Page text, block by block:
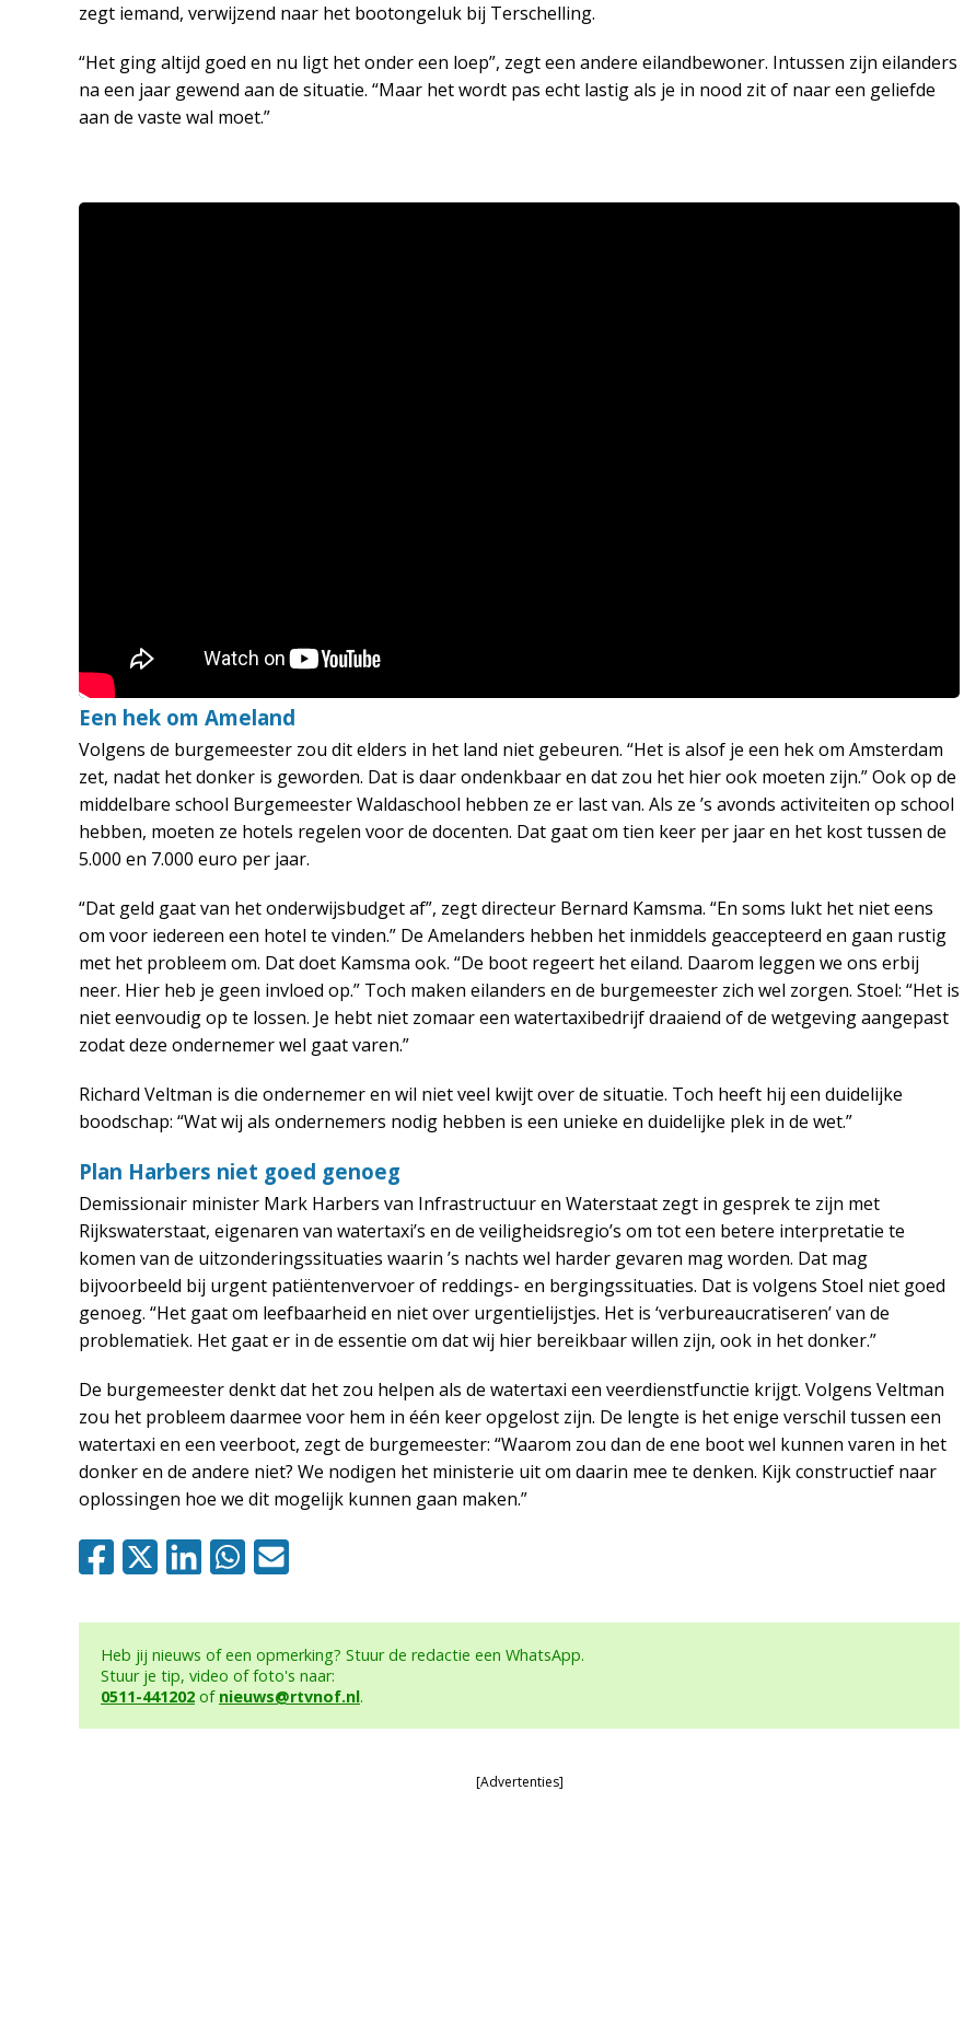
zegt iemand, verwijzend naar het bootongeluk bij Terschelling.
“Het ging altijd goed en nu ligt het onder een loep”, zegt een andere eilandbewoner. Intussen zijn eilanders
na een jaar gewend aan de situatie. “Maar het wordt pas echt lastig als je in nood zit of naar een geliefde
aan de vaste wal moet.”
Een hek om Ameland
Volgens de burgemeester zou dit elders in het land niet gebeuren. “Het is alsof je een hek om Amsterdam
zet, nadat het donker is geworden. Dat is daar ondenkbaar en dat zou het hier ook moeten zijn.” Ook op de
middelbare school Burgemeester Waldaschool hebben ze er last van. Als ze ’s avonds activiteiten op school
hebben, moeten ze hotels regelen voor de docenten. Dat gaat om tien keer per jaar en het kost tussen de
5.000 en 7.000 euro per jaar.
“Dat geld gaat van het onderwijsbudget af”, zegt directeur Bernard Kamsma. “En soms lukt het niet eens
om voor iedereen een hotel te vinden.” De Amelanders hebben het inmiddels geaccepteerd en gaan rustig
met het probleem om. Dat doet Kamsma ook. “De boot regeert het eiland. Daarom leggen we ons erbij
neer. Hier heb je geen invloed op.” Toch maken eilanders en de burgemeester zich wel zorgen. Stoel: “Het is
niet eenvoudig op te lossen. Je hebt niet zomaar een watertaxibedrijf draaiend of de wetgeving aangepast
zodat deze ondernemer wel gaat varen.”
Richard Veltman is die ondernemer en wil niet veel kwijt over de situatie. Toch heeft hij een duidelijke
boodschap: “Wat wij als ondernemers nodig hebben is een unieke en duidelijke plek in de wet.”
Plan Harbers niet goed genoeg
Demissionair minister Mark Harbers van Infrastructuur en Waterstaat zegt in gesprek te zijn met
Rijkswaterstaat, eigenaren van watertaxi’s en de veiligheidsregio’s om tot een betere interpretatie te
komen van de uitzonderingssituaties waarin ’s nachts wel harder gevaren mag worden. Dat mag
bijvoorbeeld bij urgent patiëntenvervoer of reddings- en bergingssituaties. Dat is volgens Stoel niet goed
genoeg. “Het gaat om leefbaarheid en niet over urgentielijstjes. Het is ‘verbureaucratiseren’ van de
problematiek. Het gaat er in de essentie om dat wij hier bereikbaar willen zijn, ook in het donker.”
De burgemeester denkt dat het zou helpen als de watertaxi een veerdienstfunctie krijgt. Volgens Veltman
zou het probleem daarmee voor hem in één keer opgelost zijn. De lengte is het enige verschil tussen een
watertaxi en een veerboot, zegt de burgemeester: “Waarom zou dan de ene boot wel kunnen varen in het
donker en de andere niet? We nodigen het ministerie uit om daarin mee te denken. Kijk constructief naar
oplossingen hoe we dit mogelijk kunnen gaan maken.”
Heb jij nieuws of een opmerking? Stuur de redactie een WhatsApp.
Stuur je tip, video of foto's naar:
0511-441202 of nieuws@rtvnof.nl.
[Advertenties]